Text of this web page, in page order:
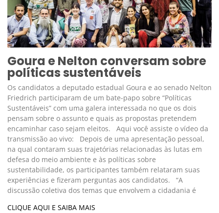
Goura e Nelton conversam sobre
políticas sustentáveis
Os candidatos a deputado estadual Goura e ao senado Nelton
Friedrich participaram de um bate-papo sobre “Políticas
Sustentáveis” com uma galera interessada no que os dois
pensam sobre o assunto e quais as propostas pretendem
encaminhar caso sejam eleitos. Aqui você assiste o vídeo da
transmissão ao vivo: Depois de uma apresentação pessoal,
na qual contaram suas trajetórias relacionadas às lutas em
defesa do meio ambiente e às políticas sobre
sustentabilidade, os participantes também relataram suas
experiências e fizeram perguntas aos candidatos. “A
discussão coletiva dos temas que envolvem a cidadania é
CLIQUE AQUI E SAIBA MAIS